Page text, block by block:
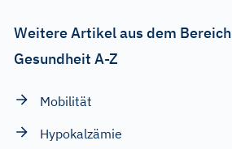
Weitere Artikel aus dem Bereich
Gesundheit A-Z
Mobilität
Hypokalzämie